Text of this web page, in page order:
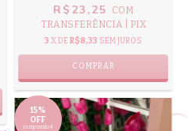
R$23,25
COM
TRANSFERÊNCIA | PIX
3 X DE R$8,33 SEM JUROS
COMPRAR
15%
OFF
comprando 4